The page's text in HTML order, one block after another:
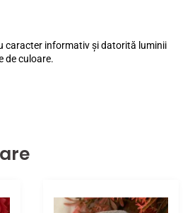
caracter informativ și datorită luminii
de culoare.